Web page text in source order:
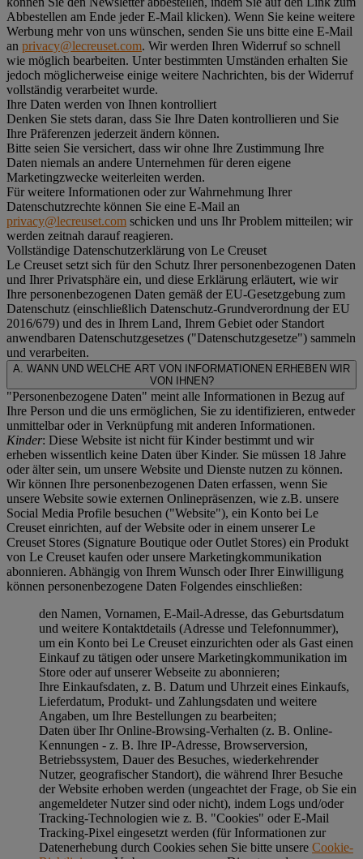
Abbestellen am Ende jeder E-Mail klicken). Wenn Sie keine weitere
Werbung mehr von uns wünschen, senden Sie uns bitte eine E-Mail
an privacy@lecreuset.com. Wir werden Ihren Widerruf so schnell
wie möglich bearbeiten. Unter bestimmten Umständen erhalten Sie
jedoch möglicherweise einige weitere Nachrichten, bis der Widerruf
vollständig verarbeitet wurde.
Ihre Daten werden von Ihnen kontrolliert
Denken Sie stets daran, dass Sie Ihre Daten kontrollieren und Sie
Ihre Präferenzen jederzeit ändern können.
Bitte seien Sie versichert, dass wir ohne Ihre Zustimmung Ihre
Daten niemals an andere Unternehmen für deren eigene
Marketingzwecke weiterleiten werden.
Für weitere Informationen oder zur Wahrnehmung Ihrer
Datenschutzrechte können Sie eine E-Mail an
privacy@lecreuset.com schicken und uns Ihr Problem mitteilen; wir
werden zeitnah darauf reagieren.
Vollständige Datenschutzerklärung von Le Creuset
Le Creuset setzt sich für den Schutz Ihrer personenbezogenen Daten
und Ihrer Privatsphäre ein, und diese Erklärung erläutert, wie wir
Ihre personenbezogenen Daten gemäß der EU-Gesetzgebung zum
Datenschutz (einschließlich Datenschutz-Grundverordnung der EU
2016/679) und des in Ihrem Land, Ihrem Gebiet oder Standort
anwendbaren Datenschutzgesetzes ("Datenschutzgesetze") sammeln
und verarbeiten.
A. WANN UND WELCHE ART VON INFORMATIONEN ERHEBEN WIR
VON IHNEN?
"Personenbezogene Daten" meint alle Informationen in Bezug auf
Ihre Person und die uns ermöglichen, Sie zu identifizieren, entweder
unmittelbar oder in Verknüpfung mit anderen Informationen.
Kinder: Diese Website ist nicht für Kinder bestimmt und wir
erheben wissentlich keine Daten über Kinder. Sie müssen 18 Jahre
oder älter sein, um unsere Website und Dienste nutzen zu können.
Wir können Ihre personenbezogenen Daten erfassen, wenn Sie
unsere Website sowie externen Onlinepräsenzen, wie z.B. unsere
Social Media Profile besuchen ("Website"), ein Konto bei Le
Creuset einrichten, auf der Website oder in einem unserer Le
Creuset Stores (Signature Boutique oder Outlet Stores) ein Produkt
von Le Creuset kaufen oder unsere Marketingkommunikation
abonnieren. Abhängig von Ihrem Wunsch oder Ihrer Einwilligung
können personenbezogene Daten Folgendes einschließen:
den Namen, Vornamen, E-Mail-Adresse, das Geburtsdatum
und weitere Kontaktdetails (Adresse und Telefonnummer),
um ein Konto bei Le Creuset einzurichten oder als Gast einen
Einkauf zu tätigen oder unsere Marketingkommunikation im
Store oder auf unserer Webseite zu abonnieren;
Ihre Einkaufsdaten, z. B. Datum und Uhrzeit eines Einkaufs,
Lieferdatum, Produkt- und Zahlungsdaten und weitere
Angaben, um Ihre Bestellungen zu bearbeiten;
Daten über Ihr Online-Browsing-Verhalten (z. B. Online-
Kennungen - z. B. Ihre IP-Adresse, Browserversion,
Betriebssystem, Dauer des Besuches, wiederkehrender
Nutzer, geografischer Standort), die während Ihrer Besuche
der Website erhoben werden (ungeachtet der Frage, ob Sie ein
angemeldeter Nutzer sind oder nicht), indem Logs und/oder
Tracking-Technologien wie z. B. "Cookies" oder E-Mail
Tracking-Pixel eingesetzt werden (für Informationen zur
Datenerhebung durch Cookies sehen Sie bitte unsere Cookie-